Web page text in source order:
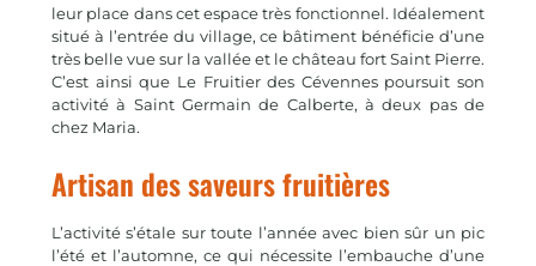
leur place dans cet espace très fonctionnel. Idéalement
situé à l’entrée du village, ce bâtiment bénéficie d’une
très belle vue sur la vallée et le château fort Saint Pierre.
C’est ainsi que Le Fruitier des Cévennes poursuit son
activité à Saint Germain de Calberte, à deux pas de
chez Maria.
Artisan des saveurs fruitières
L’activité s’étale sur toute l’année avec bien sûr un pic
l’été et l’automne, ce qui nécessite l’embauche d’une